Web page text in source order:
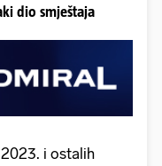
dio smještaja
i ostalih